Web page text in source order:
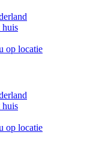
huis
op locatie
huis
op locatie